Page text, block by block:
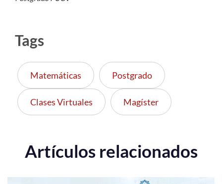
Tags
Matemáticas Postgrado
Clases Virtuales Magíster
Artículos relacionados